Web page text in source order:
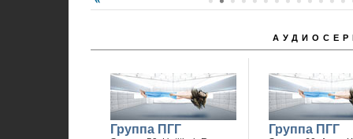
Группа ПГГ Группа ПГГ